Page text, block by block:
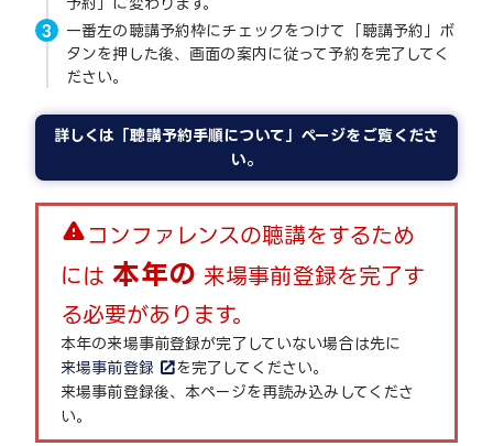
一番左の聴講予約枠にチェックをつけて「聴講予約」ボ
タンを押した後、画面の案内に従って予約を完了してく
ださい。
詳しくは「聴講予約手順について」ページをご覧くださ
い。
warning コンファレンスの聴講をするため
には本年の 来場事前登録を完了す
る必要があります。
本年の来場事前登録が完了していない場合は先に
来場事前登録
を完了してください。
来場事前登録後、本ページを再読み込みしてくださ
い。